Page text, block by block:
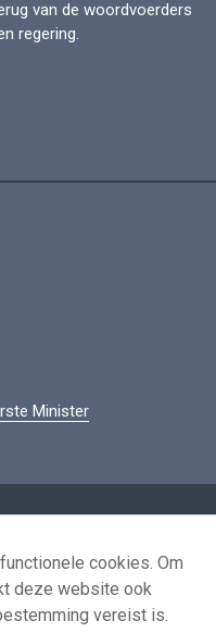
van de woordvoerders
regering.
Minister
hergebruikcookies. Om
deze website ook
vereist is.